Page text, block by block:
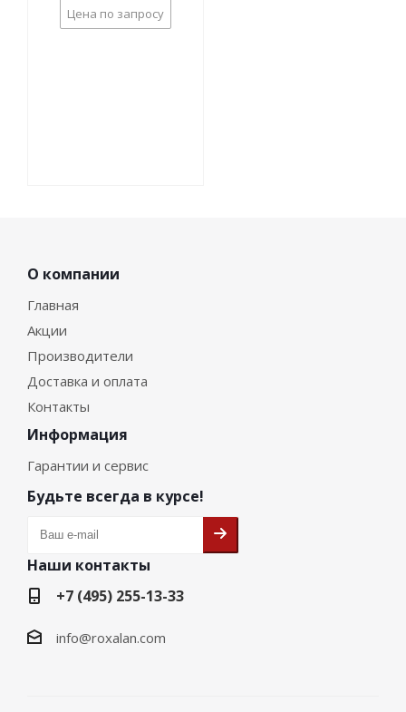
Цена по запросу
О компании
Главная
Акции
Производители
Доставка и оплата
Контакты
Информация
Гарантии и сервис
Будьте всегда в курсе!
Наши контакты
+7 (495) 255-13-33
info@roxalan.com